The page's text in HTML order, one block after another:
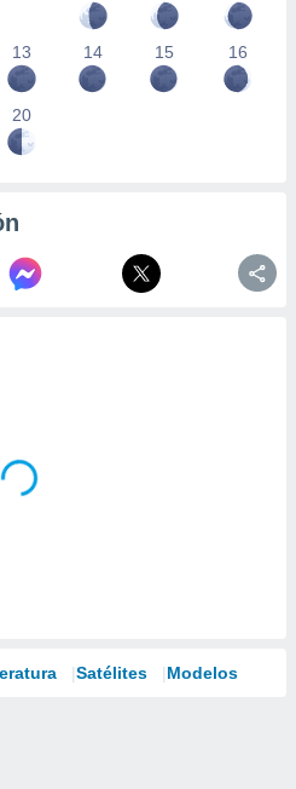
13 14 15 16
20
Satélites Modelos